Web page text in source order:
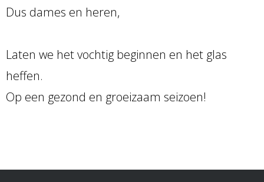
Dus dames en heren,
Laten we het vochtig beginnen en het glas
heffen.
Op een gezond en groeizaam seizoen!